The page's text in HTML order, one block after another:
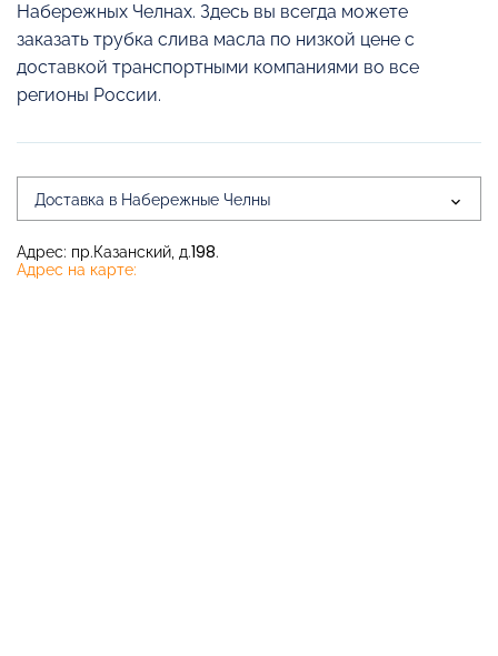
Набережных Челнах. Здесь вы всегда можете
заказать трубка слива масла по низкой цене с
доставкой транспортными компаниями во все
регионы России.
Доставка в Набережные Челны
Адрес: пр.Казанский, д.198.
Адрес на карте: